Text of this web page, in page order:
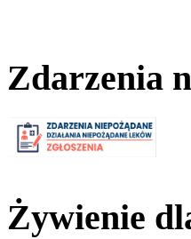
Zdarzenia
Żywienie